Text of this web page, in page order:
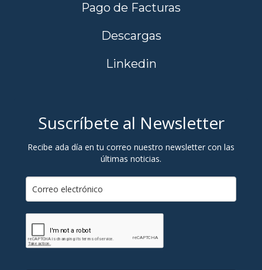
Pago de Facturas
Descargas
Linkedin
Suscríbete al Newsletter
Recibe ada día en tu correo nuestro newsletter con las
últimas noticias.